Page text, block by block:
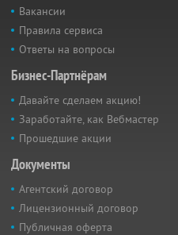
Вакансии
Правила сервиса
Ответы на вопросы
Бизнес-Партнёрам
Давайте сделаем акцию!
Заработайте, как Вебмастер
Прошедшие акции
Документы
Агентский договор
Лицензионный договор
Публичная оферта